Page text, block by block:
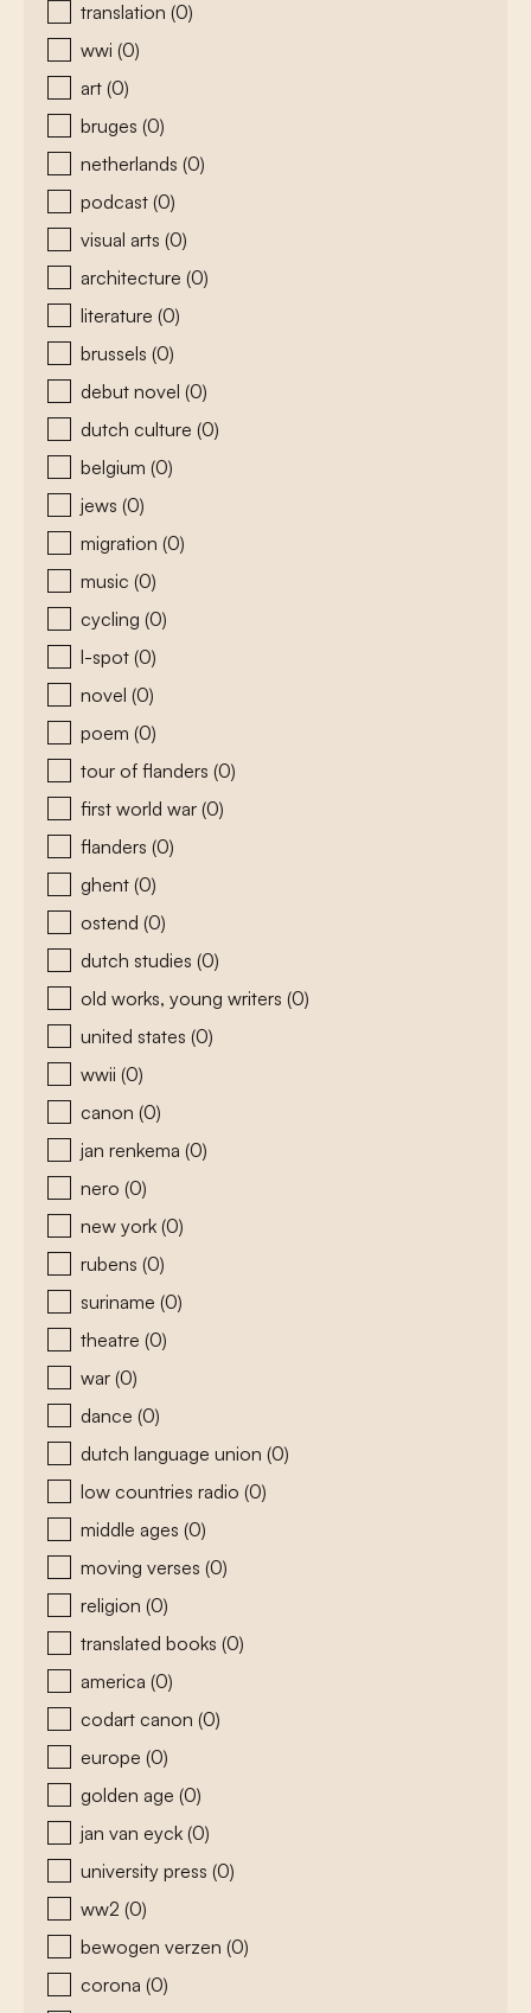
translation (0)
wwi (0)
art (0)
bruges (0)
netherlands (0)
podcast (0)
visual arts (0)
architecture (0)
literature (0)
brussels (0)
debut novel (0)
dutch culture (0)
belgium (0)
jews (0)
migration (0)
music (0)
cycling (0)
l-spot (0)
novel (0)
poem (0)
tour of flanders (0)
first world war (0)
flanders (0)
ghent (0)
ostend (0)
dutch studies (0)
old works, young writers (0)
united states (0)
wwii (0)
canon (0)
jan renkema (0)
nero (0)
new york (0)
rubens (0)
suriname (0)
theatre (0)
war (0)
dance (0)
dutch language union (0)
low countries radio (0)
middle ages (0)
moving verses (0)
religion (0)
translated books (0)
america (0)
codart canon (0)
europe (0)
golden age (0)
jan van eyck (0)
university press (0)
ww2 (0)
bewogen verzen (0)
corona (0)